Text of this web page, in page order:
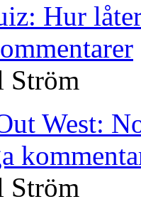
Hur
Ström
West:
Ström